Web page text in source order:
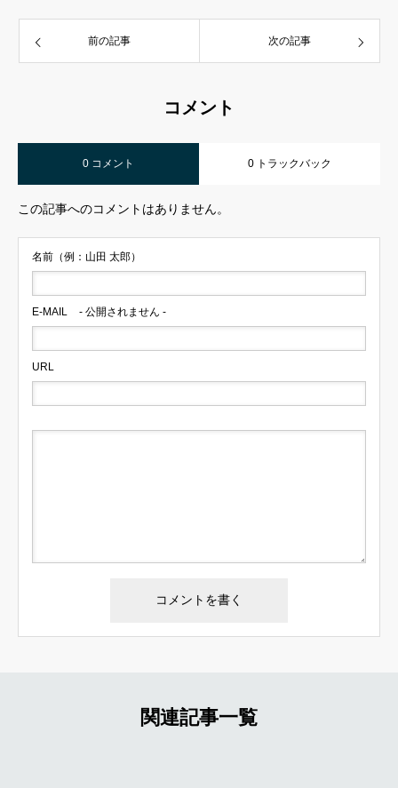
前の記事 次の記事
コメント
0 コメント 0 トラックバック
この記事へのコメントはありません。
名前（例：山田 太郎）
E-MAIL - 公開されません -
URL
関連記事一覧